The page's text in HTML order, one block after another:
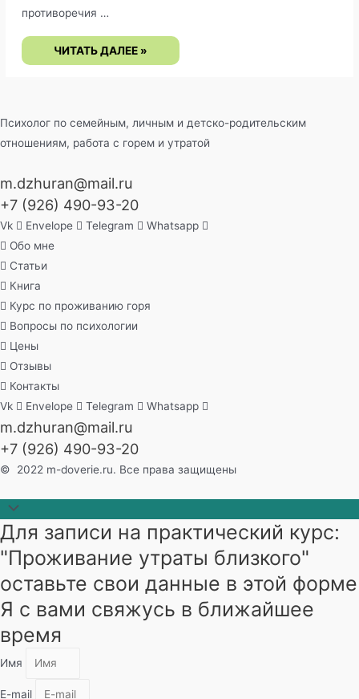
противоречия …
ПАРАДОКС
СТАБИЛЬНОСТИ
В
ЧИТАТЬ ДАЛЕЕ »
Психолог по семейным, личным и детско-родительским
отношениям, работа с горем и утратой
m.dzhuran@mail.ru
+7 (926) 490-93-20
Vk Envelope Telegram
Whatsapp
Обо мне
Статьи
Книга
Курс по проживанию горя
Вопросы по психологии
Цены
Отзывы
Контакты
Vk
Envelope Telegram Whatsapp
m.dzhuran@mail.ru
+7 (926) 490-93-20
© 2022 m-doverie.ru. Все права защищены
Прокрутить
наверх
Для записи на практический курс:
"Проживание утраты близкого"
оставьте свои данные в этой форме
Я с вами свяжусь в ближайшее
время
Имя
E-mail